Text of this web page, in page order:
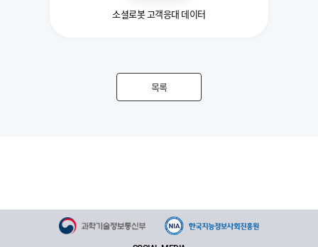
소셜로봇 고객응대 데이터
목록